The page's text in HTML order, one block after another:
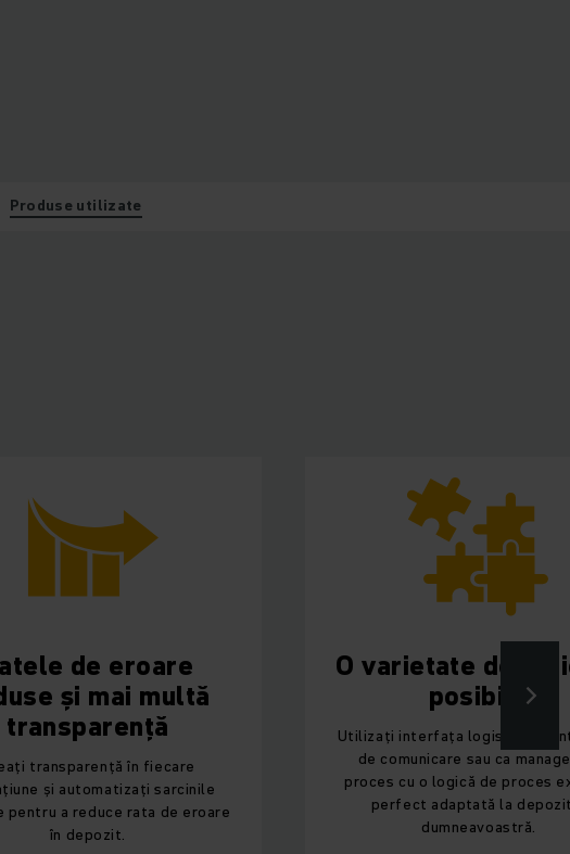
Produse utilizate
eroare
multă
în fiecare
sarcinile
rata de eroare
O varietate de aplicații
Utilizați interfața logistică ca interfață
de comunicare sau ca manager de
proces cu o logică de proces extinsă,
perfect adaptată la depozitul
dumneavoastră.